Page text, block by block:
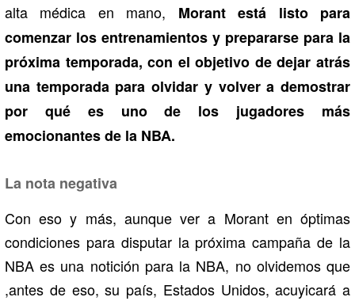
alta médica en mano, Morant está listo para
comenzar los entrenamientos y prepararse para la
próxima temporada, con el objetivo de dejar atrás
una temporada para olvidar y volver a demostrar
por qué es uno de los jugadores más
emocionantes de la NBA.
La nota negativa
Con eso y más, aunque ver a Morant en óptimas
condiciones para disputar la próxima campaña de la
NBA es una notición para la NBA, no olvidemos que
,antes de eso, su país, Estados Unidos, acuyicará a